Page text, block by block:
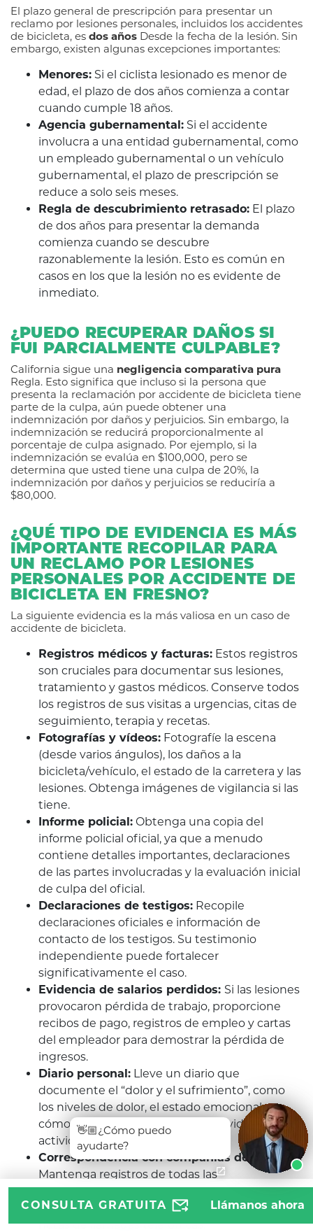
El plazo general de prescripción para presentar un
reclamo por lesiones personales, incluidos los accidentes
de bicicleta, es dos años Desde la fecha de la lesión. Sin
embargo, existen algunas excepciones importantes:
Menores: Si el ciclista lesionado es menor de
edad, el plazo de dos años comienza a contar
cuando cumple 18 años.
Agencia gubernamental: Si el accidente
involucra a una entidad gubernamental, como
un empleado gubernamental o un vehículo
gubernamental, el plazo de prescripción se
reduce a solo seis meses.
Regla de descubrimiento retrasado: El plazo
de dos años para presentar la demanda
comienza cuando se descubre
razonablemente la lesión. Esto es común en
casos en los que la lesión no es evidente de
inmediato.
¿PUEDO RECUPERAR DAÑOS SI
FUI PARCIALMENTE CULPABLE?
California sigue una negligencia comparativa pura
Regla. Esto significa que incluso si la persona que
presenta la reclamación por accidente de bicicleta tiene
parte de la culpa, aún puede obtener una
indemnización por daños y perjuicios. Sin embargo, la
indemnización se reducirá proporcionalmente al
porcentaje de culpa asignado. Por ejemplo, si la
indemnización se evalúa en $100,000, pero se
determina que usted tiene una culpa de 20%, la
indemnización por daños y perjuicios se reduciría a
$80,000.
¿QUÉ TIPO DE EVIDENCIA ES MÁS
IMPORTANTE RECOPILAR PARA
UN RECLAMO POR LESIONES
PERSONALES POR ACCIDENTE DE
BICICLETA EN FRESNO?
La siguiente evidencia es la más valiosa en un caso de
accidente de bicicleta.
Registros médicos y facturas: Estos registros
son cruciales para documentar sus lesiones,
tratamiento y gastos médicos. Conserve todos
los registros de sus visitas a urgencias, citas de
seguimiento, terapia y recetas.
Fotografías y vídeos: Fotografíe la escena
(desde varios ángulos), los daños a la
bicicleta/vehículo, el estado de la carretera y las
lesiones. Obtenga imágenes de vigilancia si las
tiene.
Informe policial: Obtenga una copia del
informe policial oficial, ya que a menudo
contiene detalles importantes, declaraciones
de las partes involucradas y la evaluación inicial
de culpa del oficial.
Declaraciones de testigos: Recopile
declaraciones oficiales e información de
contacto de los testigos. Su testimonio
independiente puede fortalecer
significativamente el caso.
Evidencia de salarios perdidos: Si las lesiones
provocaron pérdida de trabajo, proporcione
recibos de pago, registros de empleo y cartas
del empleador para demostrar la pérdida de
ingresos.
Diario personal: Lleve un diario que
documente el “dolor y el sufrimiento”, como
los niveles de dolor, el estado emocional y
cómo las lesiones han afectado la vida y las
actividades diarias.
Correspondencia con compañías de seguros:
Mantenga registros de todas las
comunicaciones con las compañías de
seguros, incluidos correos electrónicos, cartas y
notas de llamadas telefónicas.
CONSULTA GRATUITA Llámanos ahora
👋🏼¿Cómo puedo
ayudarte?